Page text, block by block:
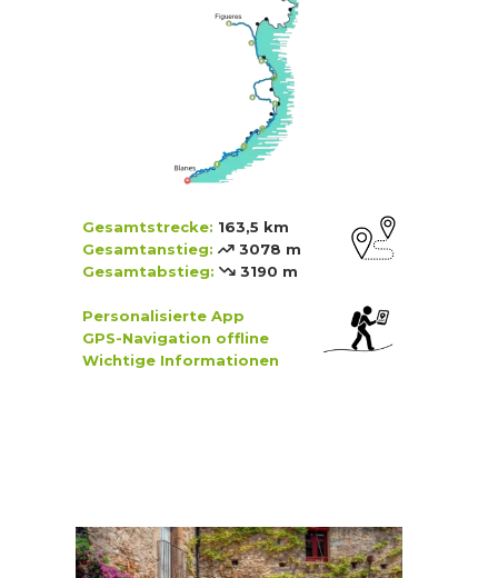
Gesamtstrecke: 163,5 km
Gesamtanstieg:
3078 m
Gesamtabstieg:
3190 m
Personalisierte App
GPS-Navigation offline
Wichtige Informationen